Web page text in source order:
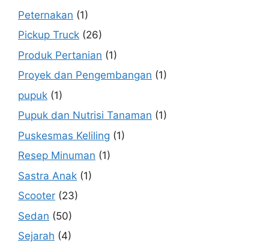
Peternakan (1)
Pickup Truck (26)
Produk Pertanian (1)
Proyek dan Pengembangan (1)
pupuk (1)
Pupuk dan Nutrisi Tanaman (1)
Puskesmas Keliling (1)
Resep Minuman (1)
Sastra Anak (1)
Scooter (23)
Sedan (50)
Sejarah (4)